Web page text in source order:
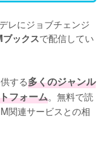
レにジョブチェンジ
ブックスで配信してい
する多くのジャンル
フォーム。無料で読
関連サービスとの相